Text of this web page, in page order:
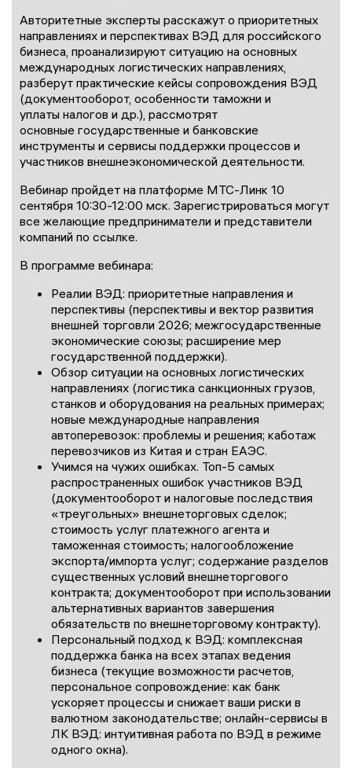
Авторитетные эксперты расскажут о приоритетных
направлениях и перспективах ВЭД для российского
бизнеса, проанализируют ситуацию на основных
международных логистических направлениях,
разберут практические кейсы сопровождения ВЭД
(документооборот, особенности таможни и
уплаты налогов и др.), рассмотрят
основные государственные и банковские
инструменты и сервисы поддержки процессов и
участников внешнеэкономической деятельности.
Вебинар пройдет на платформе МТС-Линк 10
сентября 10:30-12:00 мск. Зарегистрироваться могут
все желающие предприниматели и представители
компаний по ссылке.
В программе вебинара:
Реалии ВЭД: приоритетные направления и
перспективы (перспективы и вектор развития
внешней торговли 2026; межгосударственные
экономические союзы; расширение мер
государственной поддержки).
Обзор ситуации на основных логистических
направлениях (логистика санкционных грузов,
станков и оборудования на реальных примерах;
новые международные направления
автоперевозок: проблемы и решения; каботаж
перевозчиков из Китая и стран ЕАЭС.
Учимся на чужих ошибках. Топ-5 самых
распространенных ошибок участников ВЭД
(документооборот и налоговые последствия
«треугольных» внешнеторговых сделок;
стоимость услуг платежного агента и
таможенная стоимость; налогообложение
экспорта/импорта услуг; содержание разделов
существенных условий внешнеторгового
контракта; документооборот при использовании
альтернативных вариантов завершения
обязательств по внешнеторговому контракту).
Персональный подход к ВЭД: комплексная
поддержка банка на всех этапах ведения
бизнеса (текущие возможности расчетов,
персональное сопровождение: как банк
ускоряет процессы и снижает ваши риски в
валютном законодательстве; онлайн-сервисы в
ЛК ВЭД: интуитивная работа по ВЭД в режиме
одного окна).